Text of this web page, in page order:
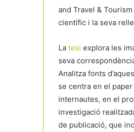
and Travel &
científic i la seva
La tesi explora les
seva
Analitza fonts
se centra en el
internautes, en el
investigació
de publicació, que